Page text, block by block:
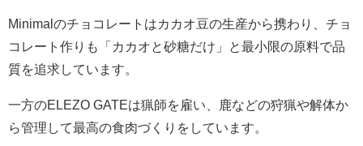
Minimalのチョコレートはカカオ豆の生産から携わり、チョ
コレート作りも「カカオと砂糖だけ」と最小限の原料で品
質を追求しています。
一方のELEZO GATEは猟師を雇い、鹿などの狩猟や解体か
ら管理して最高の食肉づくりをしています。